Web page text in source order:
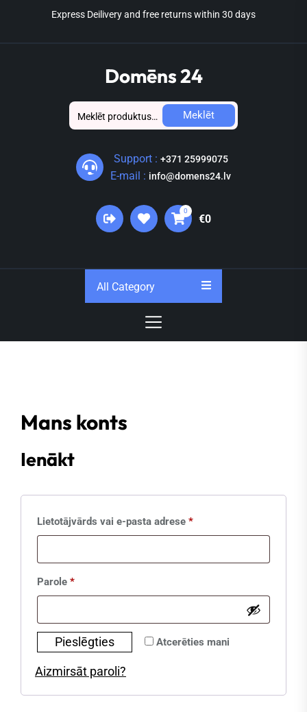
Express Deilivery and free returns within 30 days
Domēns 24
Meklēt: Meklēt
Support : +371 25999075
E-mail : info@domens24.lv
0
€0
All Category
Mans konts
Ienākt
Lietotājvārds vai e-pasta adrese *Obligāts
Parole *Obligāts
Atcerēties mani
Pieslēgties
Aizmirsāt paroli?